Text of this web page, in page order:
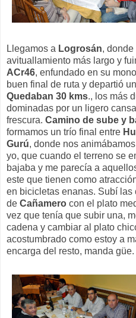
Llegamos a Logrosán, donde
avituallamiento más largo y
ACr46, enfundado en su
buen final de ruta y departió
Quedaban 30 kms., los más
dominadas por un ligero
frescura. Camino de sube y
formamos un trío final entre
Gurú, donde nos
yo, que cuando el terreno se
bajaba y me parecía a
este que tienen como
en bicicletas enanas. Subí
de Cañamero con el plato
vez que tenía que subir una,
cadena y cambiar al plato
acostumbrado como estoy a
encarga del resto, manda güe.